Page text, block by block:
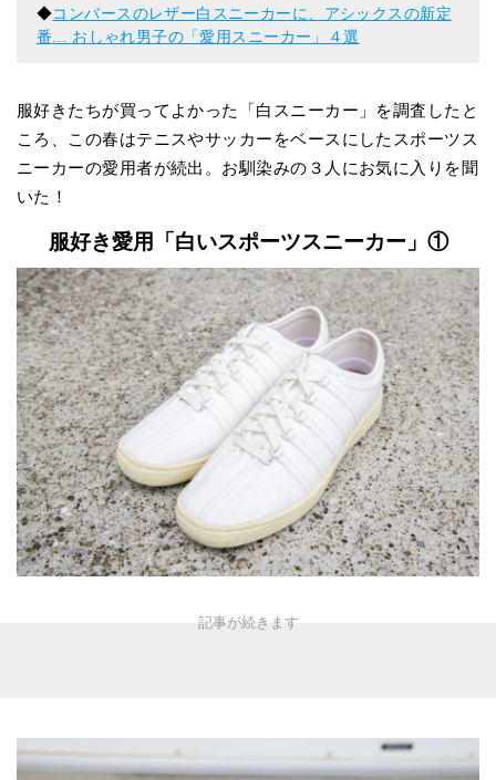
◆コンバースのレザー白スニーカーに、アシックスの新定
番... おしゃれ男子の「愛用スニーカー」４選
服好きたちが買ってよかった「白スニーカー」を調査したと
ころ、この春はテニスやサッカーをベースにしたスポーツス
ニーカーの愛用者が続出。お馴染みの３人にお気に入りを聞
いた！
服好き愛用「白いスポーツスニーカー」①